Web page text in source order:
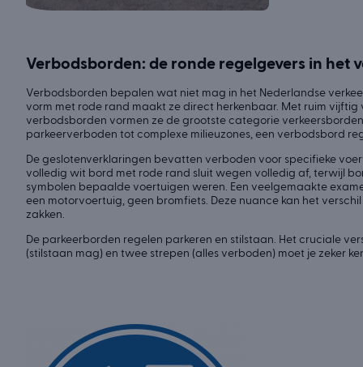
Verbodsborden: de ronde regelgevers in het
Verbodsborden bepalen wat niet mag in het Nederlandse
vorm met rode rand maakt ze direct herkenbaar. Met ruim vijftig
verbodsborden vormen ze de grootste categorie
parkeerverboden tot complexe milieuzones, een verbodsbord
De geslotenverklaringen bevatten verboden voor specifieke
volledig wit bord met rode rand sluit wegen volledig af, terwijl
symbolen bepaalde voertuigen weren. Een veelgemaakte
een motorvoertuig, geen bromfiets. Deze nuance kan het
zakken.
De parkeerborden regelen parkeren en stilstaan. Het cruciale
(stilstaan mag) en twee strepen (alles verboden) moet je zeker